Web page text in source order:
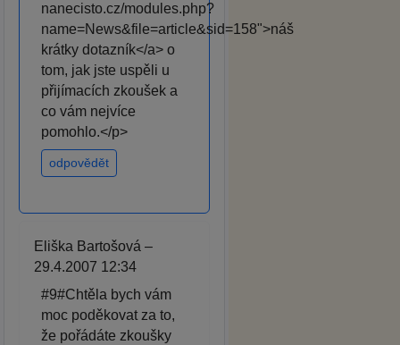
nanecisto.cz/modules.php?
name=News&file=article&sid=158">náš
krátky dotazník</a> o
tom, jak jste uspěli u
přijímacích zkoušek a
co vám nejvíce
pomohlo.</p>
odpovědět
Eliška Bartošová –
29.4.2007 12:34
#9#Chtěla bych vám
moc poděkovat za to,
že pořádáte zkoušky